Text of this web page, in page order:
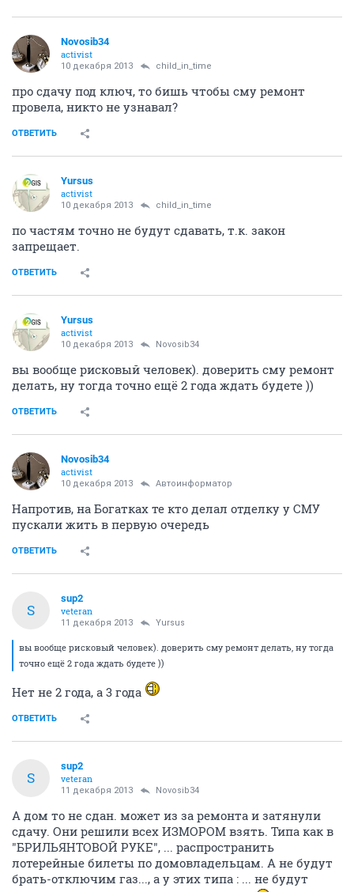
Novosib34
activist
10 декабря 2013 child_in_time
про сдачу под ключ, то бишь чтобы сму ремонт
провела, никто не узнавал?
ОТВЕТИТЬ
Yursus
activist
10 декабря 2013 child_in_time
по частям точно не будут сдавать, т.к. закон
запрещает.
ОТВЕТИТЬ
Yursus
activist
10 декабря 2013 Novosib34
вы вообще рисковый человек). доверить сму ремонт
делать, ну тогда точно ещё 2 года ждать будете ))
ОТВЕТИТЬ
Novosib34
activist
10 декабря 2013 Автоинформатор
Напротив, на Богатках те кто делал отделку у СМУ
пускали жить в первую очередь
ОТВЕТИТЬ
S
sup2
veteran
11 декабря 2013 Yursus
вы вообще рисковый человек). доверить сму ремонт делать, ну тогда
точно ещё 2 года ждать будете ))
Нет не 2 года, а 3 года
ОТВЕТИТЬ
S
sup2
veteran
11 декабря 2013 Novosib34
А дом то не сдан. может из за ремонта и затянули
сдачу. Они решили всех ИЗМОРОМ взять. Типа как в
"БРИЛЬЯНТОВОЙ РУКЕ", ... распространить
лотерейные билеты по домовладельцам. А не будут
брать-отключим газ..., а у этих типа : ... не будут